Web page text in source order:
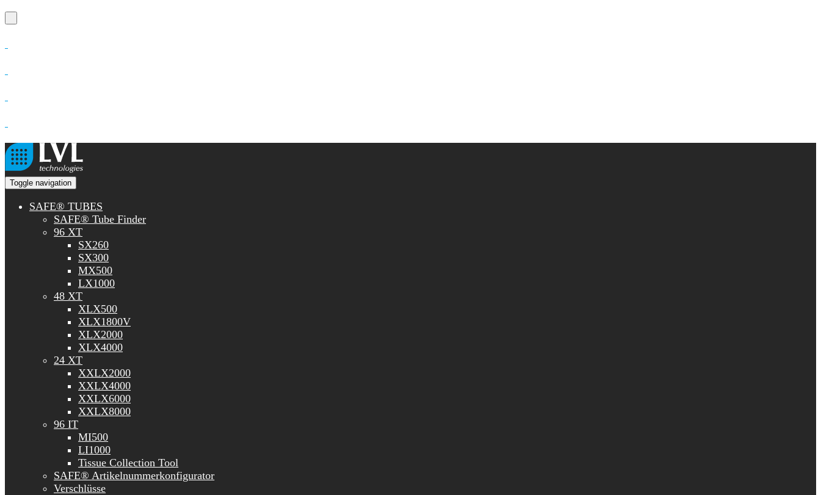
Toggle navigation
SAFE® TUBES
SAFE® Tube Finder
96 XT
SX260
SX300
MX500
LX1000
48 XT
XLX500
XLX1800V
XLX2000
XLX4000
24 XT
XXLX2000
XXLX4000
XXLX6000
XXLX8000
96 IT
MI500
LI1000
Tissue Collection Tool
SAFE® Artikelnummerkonfigurator
Verschlüsse